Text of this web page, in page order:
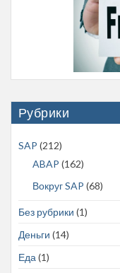
Рубрики
SAP (212)
ABAP (162)
Вокруг SAP (68)
Без рубрики (1)
Деньги (14)
Еда(1)